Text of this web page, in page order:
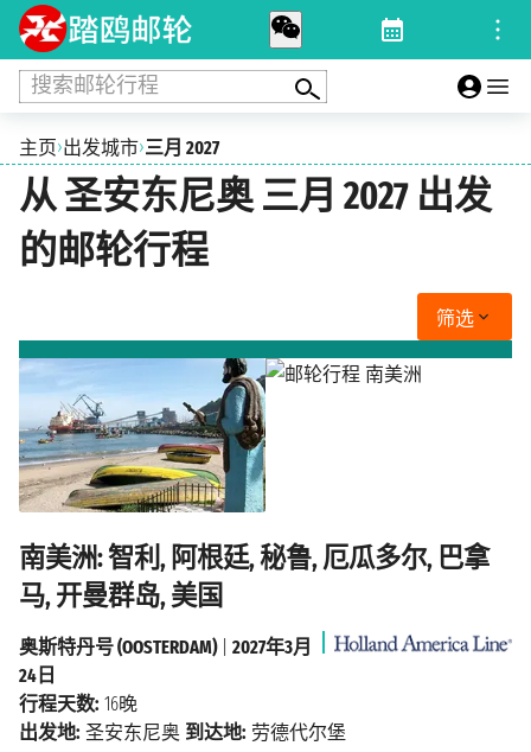
搜索邮轮行程
主页›出发城市›三月 2027
从 圣安东尼奥 三月 2027 出发
的邮轮行程
筛选
南美洲: 智利, 阿根廷, 秘鲁, 厄瓜多尔, 巴拿
马, 开曼群岛, 美国
奥斯特丹号 (OOSTERDAM)| 2027年3月
24日
行程天数: 16晚
出发地: 圣安东尼奥 到达地: 劳德代尔堡